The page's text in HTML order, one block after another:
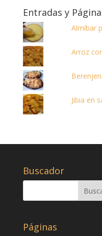
Entradas y
Almíbar
Arroz
Jibia en
Buscador
Páginas